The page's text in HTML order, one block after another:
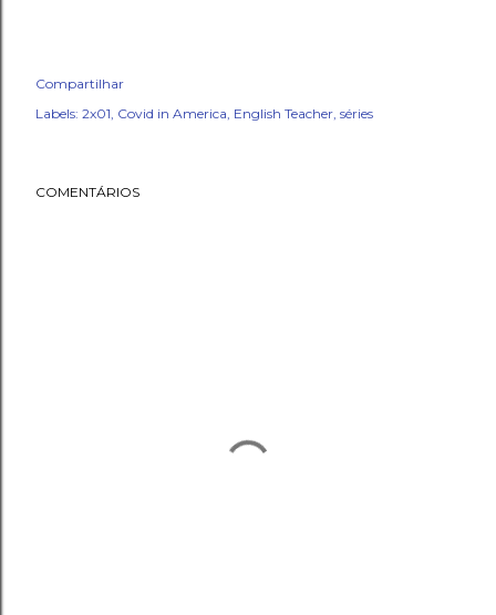
Compartilhar
Labels: 2x01 Covid in America English Teacher séries
COMENTÁRIOS